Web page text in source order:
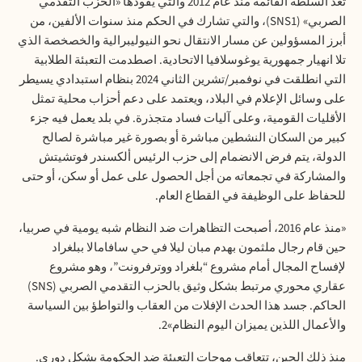
الصربي» (SNS1)، والتي تشارك في الحكم منذ سنوات الألفين، من
أبرز المسؤولين عن مسار الانتقال نحو النيوليبرالية والخصخصة الذي
تلا انهيار جمهورية يوغوسلافيا الاتحادية. اصطدمت التعبئة الطلابية
التي انطلقت في نوفمبر/تشرين الثاني 2024 بنظام استبدادي يسيطر
على وسائل الإعلام في البلاد، ويعتمد على دعم أحزاب محلية تمثل
الأقليات القومية، وعلى آليات فساد متجذرة. في بلد يعمل فيه جزء
كبير من السكان النشطين مباشرة أو بصورة غير مباشرة لصالح
الدولة، يتم فرض الانضمام إلى حزب الرئيس ألكسندر فوتشيتش
والمشاركة في تجمعاته من أجل الحصول على عمل أو سكن، أو حتى
للحفاظ على الوظيفة في القطاع العام.
«منذ عام 2016، أصبحت التظاهرات ضد النظام شبه يومية في صربيا،
حين قام رجال ملثمون بهدم مبان ليلا في حي سافامالا ببلغراد
لإفساح المجال أمام مشروع “بلغراد ووترفرونت”، وهو مشروع
عقاري محوري مرتبط بشكل وثيق بالحزب التقدمي الصربي (SNS)
الحاكم. جسد هذا الحدث الإفلات من العقاب والتواطؤ بين السياسة
والأعمال اللذين يميزان اليوم النظام»2.
منذ ذلك الحين، تتعاقب موجات التعبئة ضد الحكومة بشكل دوري.